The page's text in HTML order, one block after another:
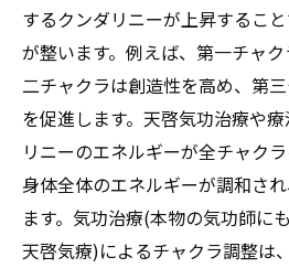
するクンダリニーが上昇するこ
が整います。例えば、第一チャ
二チャクラは創造性を高め、第
を促進します。天啓気功治療や
リニーのエネルギーが全チャクラ
身体全体のエネルギーが調和さ
ます。気功治療(本物の気功師に
天啓気療)によるチャクラ調整は